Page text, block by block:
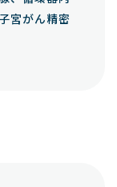
宮がん精密